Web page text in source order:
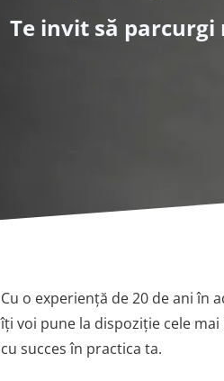
Te invit să
Cu o experiență de 20 de ani în
îți voi pune la dispoziție cele
cu succes în practica ta.